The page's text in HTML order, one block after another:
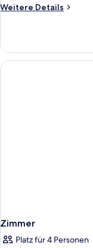
Weitere Details
Weitere
Balkon
Zimmer
Platz für 4 Personen